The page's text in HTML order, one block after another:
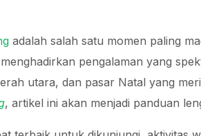
adalah salah satu momen paling
pengalaman yang
utara, dan pasar Natal yang
, artikel ini akan menjadi panduan